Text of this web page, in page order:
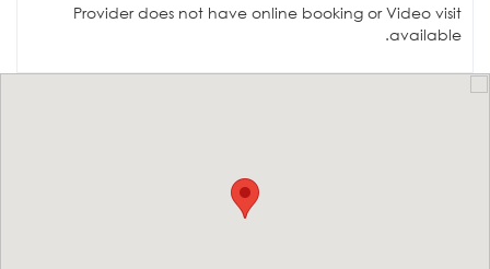
Provider does not have online booking or Video visit
available.